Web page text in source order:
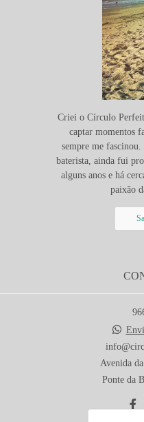
Criei o Círculo
captar momentos
sempre me
baterista, ainda fui
alguns anos e há
paixão
Avenida
Ponte da